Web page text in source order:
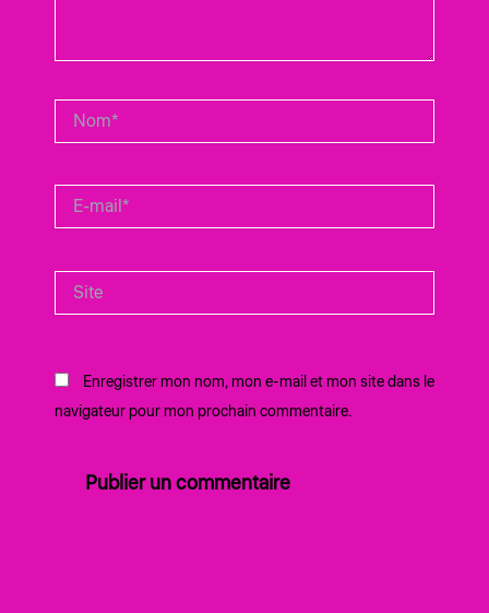
Nom*
mail*
Site
Enregistrer mon nom, mon e-mail et mon site dans le
navigateur pour mon prochain commentaire.